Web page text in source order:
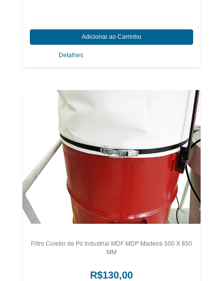
Detalhes
Filtro Coletor de Pó Industrial MDF MDP Madeira 500 X 850
MM
R$130,00